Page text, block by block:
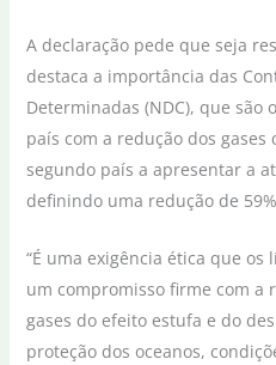
A declaração pede que seja
destaca a importância das
Determinadas (NDC), que são
país com a redução dos
segundo país a apresentar a
definindo uma redução de
“É uma exigência ética que
um compromisso firme com a
gases do efeito estufa e do
proteção dos oceanos,